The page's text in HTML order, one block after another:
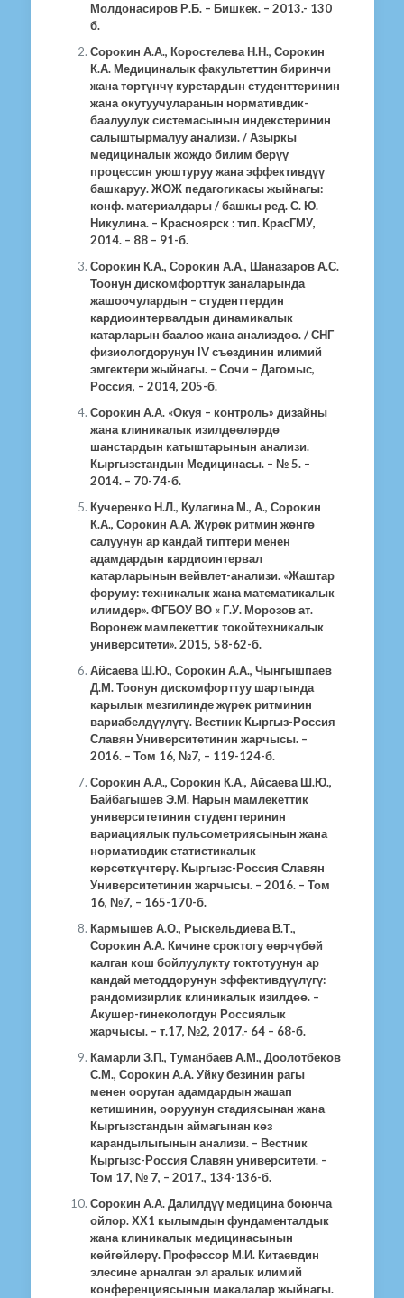
Молдонасиров Р.Б. – Бишкек. – 2013.- 130
б.
Сорокин А.А., Коростелева Н.Н., Сорокин
К.А. Медициналык факультеттин биринчи
жана төртүнчү курстардын студенттеринин
жана окутуучуларанын нормативдик-
баалуулук системасынын индекстеринин
салыштырмалуу анализи. / Азыркы
медициналык жождо билим берүү
процессин уюштуруу жана эффективдүү
башкаруу. ЖОЖ педагогикасы жыйнагы:
конф. материалдары / башкы ред. С. Ю.
Никулина. – Красноярск : тип. КрасГМУ,
2014. – 88 – 91-б.
Сорокин К.А., Сорокин А.А., Шаназаров А.С.
Тоонун дискомфорттук заналарында
жашоочулардын – студенттердин
кардиоинтервалдын динамикалык
катарларын баалоо жана анализдөө. / СНГ
физиологдорунун IV съездинин илимий
эмгектери жыйнагы. – Сочи – Дагомыс,
Россия, – 2014, 205-б.
Сорокин А.А. «Окуя – контроль» дизайны
жана клиникалык изилдөөлөрдө
шанстардын катыштарынын анализи.
Кыргызстандын Медицинасы. – № 5. –
2014. – 70-74-б.
Кучеренко Н.Л., Кулагина М., А., Сорокин
К.А., Сорокин А.А. Жүрөк ритмин жөнгө
салуунун ар кандай типтери менен
адамдардын кардиоинтервал
катарларынын вейвлет-анализи. «Жаштар
форуму: техникалык жана математикалык
илимдер». ФГБОУ ВО « Г.У. Морозов ат.
Воронеж мамлекеттик токойтехникалык
университети». 2015, 58-62-б.
Айсаева Ш.Ю., Сорокин А.А., Чынгышпаев
Д.М. Тоонун дискомфорттуу шартында
карылык мезгилинде жүрөк ритминин
вариабелдүүлүгү. Вестник Кыргыз-Россия
Славян Университетинин жарчысы. –
2016. – Том 16, №7, – 119-124-б.
Сорокин А.А., Сорокин К.А., Айсаева Ш.Ю.,
Байбагышев Э.М. Нарын мамлекеттик
университетинин студенттеринин
вариациялык пульсометриясынын жана
нормативдик статистикалык
көрсөткүчтөрү.Кыргызс-Россия Славян
Университетинин жарчысы. – 2016. – Том
16, №7, – 165-170-б.
Кармышев А.О., Рыскельдиева В.Т.,
Сорокин А.А. Кичине сроктогу өөрчүбөй
калган кош бойлуулукту токтотуунун ар
кандай методдорунун эффективдүүлүгү:
рандомизирлик клиникалык изилдөө. –
Акушер-гинекологдун Россиялык
жарчысы. – т.17, №2, 2017.- 64 – 68-б.
Камарли З.П., Туманбаев А.М., Доолотбеков
С.М., Сорокин А.А. Уйку безинин рагы
менен ооруган адамдардын жашап
кетишинин, ооруунун стадиясынан жана
Кыргызстандын аймагынан көз
карандылыгынын анализи. – Вестник
Кыргызс-Россия Славян университети. –
Том 17, № 7, – 2017., 134-136-б.
Сорокин А.А. Далилдүү медицина боюнча
ойлор. ХХ1 кылымдын фундаменталдык
жана клиникалык медицинасынын
көйгөйлөрү. Профессор М.И. Китаевдин
элесине арналган эл аралык илимий
конференциясынын макалалар жыйнагы.